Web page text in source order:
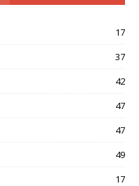
17
37
42
47
47
49
17